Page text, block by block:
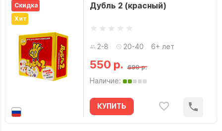
Скидка
Хит
Дубль 2 (красный)
2-8 20-40 6+ лет
550 р. 690 р.
Наличие:
КУПИТЬ